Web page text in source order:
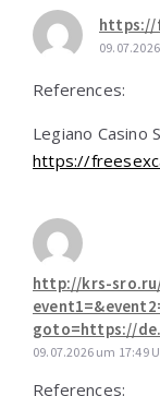
https://
References:
Legiano Casino
https://
http://krs-
goto=https://
09.07.2026 um 17:49
References: